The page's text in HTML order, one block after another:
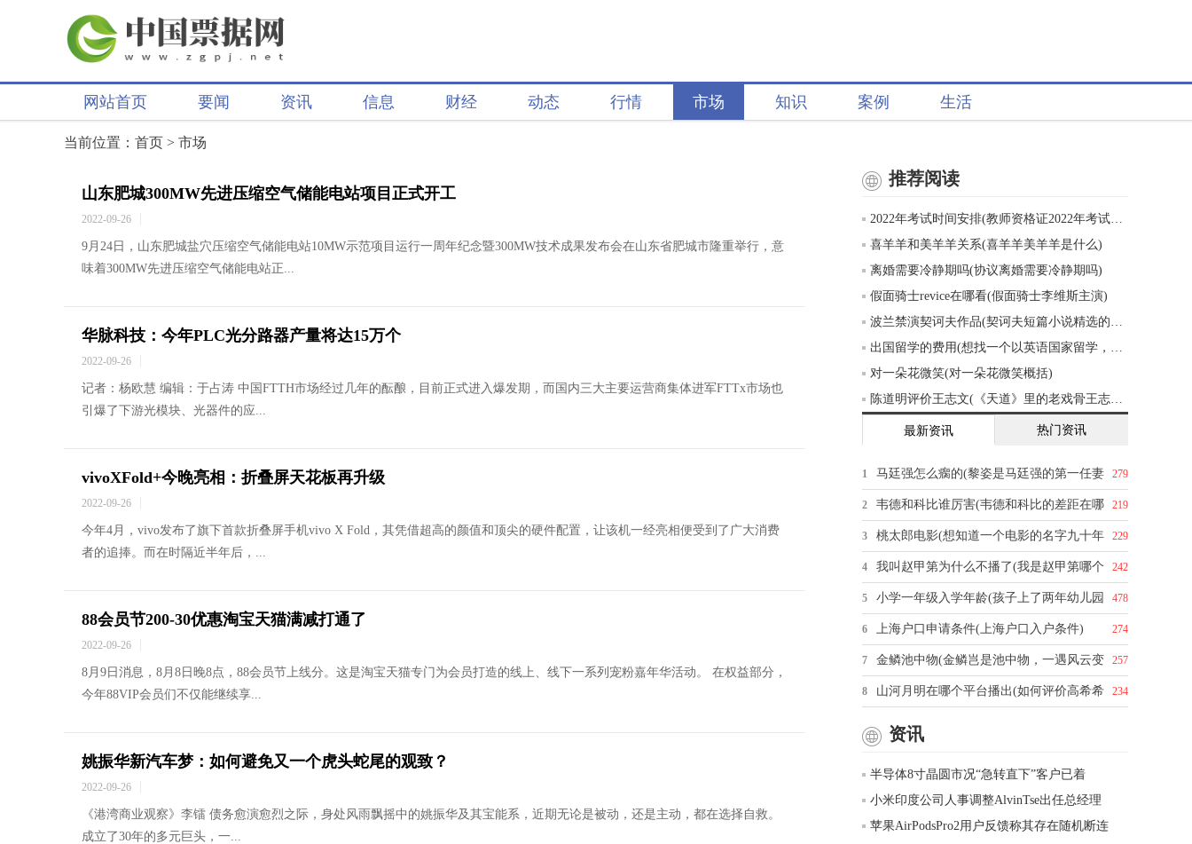
网站首页 要闻 资讯 信息 财经 动态 行情 市场 知识 案例 生活
当前位置： 首页 > 市场
山东肥城300MW先进压缩空气储能电站项目正式开工
2022-09-26
9月24日，山东肥城盐穴压缩空气储能电站10MW示范项目运行一周年纪念暨300MW技术成果发布会在山东省肥城市隆重举行，意
味着300MW先进压缩空气储能电站正...
华脉科技：今年PLC光分路器产量将达15万个
2022-09-26
记者：杨欧慧 编辑：于占涛 中国FTTH市场经过几年的酝酿，目前正式进入爆发期，而国内三大主要运营商集体进军FTTx市场也
引爆了下游光模块、光器件的应...
vivoXFold+今晚亮相：折叠屏天花板再升级
2022-09-26
今年4月，vivo发布了旗下首款折叠屏手机vivo X Fold，其凭借超高的颜值和顶尖的硬件配置，让该机一经亮相便受到了广大消费
者的追捧。而在时隔近半年后，...
88会员节200-30优惠淘宝天猫满减打通了
2022-09-26
8月9日消息，8月8日晚8点，88会员节上线分。这是淘宝天猫专门为会员打造的线上、线下一系列宠粉嘉年华活动。 在权益部分，
今年88VIP会员们不仅能继续享...
姚振华新汽车梦：如何避免又一个虎头蛇尾的观致？
2022-09-26
《港湾商业观察》李镭 债务愈演愈烈之际，身处风雨飘摇中的姚振华及其宝能系，近期无论是被动，还是主动，都在选择自救。
成立了30年的多元巨头，一...
推荐阅读
2022年考试时间安排(教师资格证2022年考试时间表)
喜羊羊和美羊羊关系(喜羊羊美羊羊是什么)
离婚需要冷静期吗(协议离婚需要冷静期吗)
假面骑士revice在哪看(假面骑士李维斯主演)
波兰禁演契诃夫作品(契诃夫短篇小说精选的创作背景)
出国留学的费用(想找一个以英语国家留学，一年的费用大概五六万的样子，有什么推荐吗)
对一朵花微笑(对一朵花微笑概括)
陈道明评价王志文(《天道》里的老戏骨王志文，你怎么评价他的演技)
最新资讯 热门资讯
1 279
马廷强怎么瘸的(黎姿是马廷强的第一任妻
2 219
韦德和科比谁厉害(韦德和科比的差距在哪
3 229
桃太郎电影(想知道一个电影的名字九十年
4 242
我叫赵甲第为什么不播了(我是赵甲第哪个
5 478
小学一年级入学年龄(孩子上了两年幼儿园
6 274
上海户口申请条件(上海户口入户条件)
7 257
金鳞池中物(金鳞岂是池中物，一遇风云变
8 234
山河月明在哪个平台播出(如何评价高希希
资讯
半导体8寸晶圆市况“急转直下”客户已着
小米印度公司人事调整AlvinTse出任总经理
苹果AirPodsPro2用户反馈称其存在随机断连